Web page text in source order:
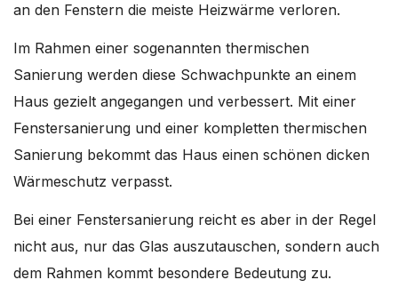
an den Fenstern die meiste Heizwärme verloren.
Im Rahmen einer sogenannten thermischen
Sanierung werden diese Schwachpunkte an einem
Haus gezielt angegangen und verbessert. Mit einer
Fenstersanierung und einer kompletten thermischen
Sanierung bekommt das Haus einen schönen dicken
Wärmeschutz verpasst.
Bei einer Fenstersanierung reicht es aber in der Regel
nicht aus, nur das Glas auszutauschen, sondern auch
dem Rahmen kommt besondere Bedeutung zu.